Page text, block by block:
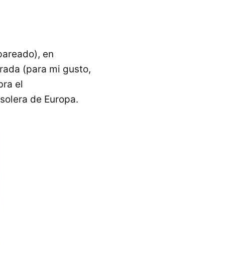
en
(para mi gusto,
el
de Europa.